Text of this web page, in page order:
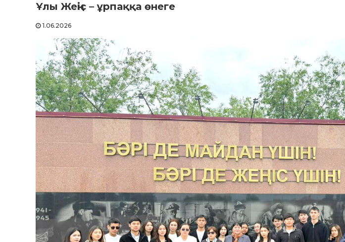
Ұлы Жеңіс – ұрпаққа өнеге
1.06.2026